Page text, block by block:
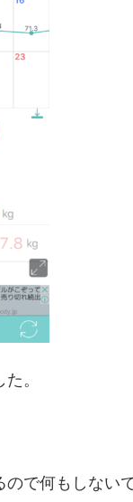
。
で何もしない